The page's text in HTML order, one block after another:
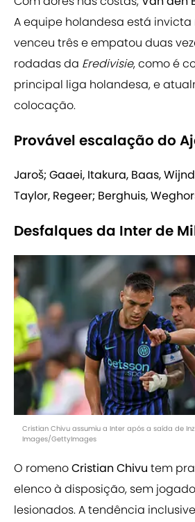
A equipe holandesa está
venceu três e empatou duas
rodadas da Eredivisie, como é
principal liga holandesa, e
colocação.
Provável escalação do
Jaroš; Gaaei, Itakura, Baas,
Taylor, Regeer; Berghuis,
Desfalques da Inter de
Cristian Chivu assumiu a Inter após a saída de
Images/GettyImages
O romenoCristian Chivu tem
elenco à disposição, sem
lesionados. A tendência